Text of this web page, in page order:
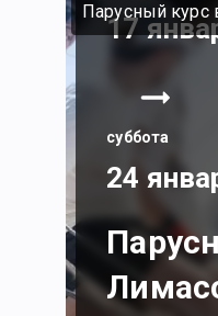
Парусный курс
17
суббота
24